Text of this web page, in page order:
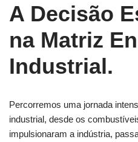
A Decisão
na Matriz
Industrial.
Percorremos uma jornada
industrial, desde os
impulsionaram a indústria,